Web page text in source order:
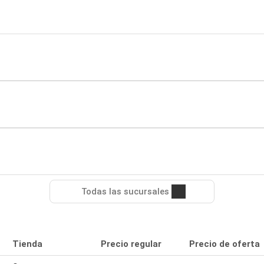
Todas las sucursales
Tienda Precio regular Precio de oferta